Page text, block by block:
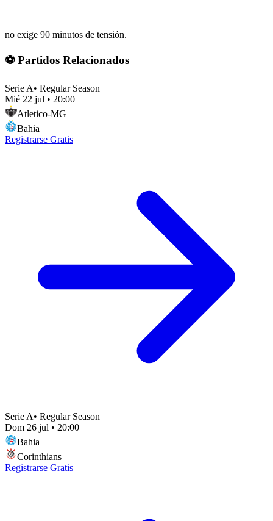
no exige 90 minutos de tensión.
⚽ Partidos Relacionados
Serie A• Regular Season
Mié 22 jul • 20:00
Atletico-MG
Bahia
Registrarse Gratis
Serie A• Regular Season
Dom 26 jul • 20:00
Bahia
Corinthians
Registrarse Gratis